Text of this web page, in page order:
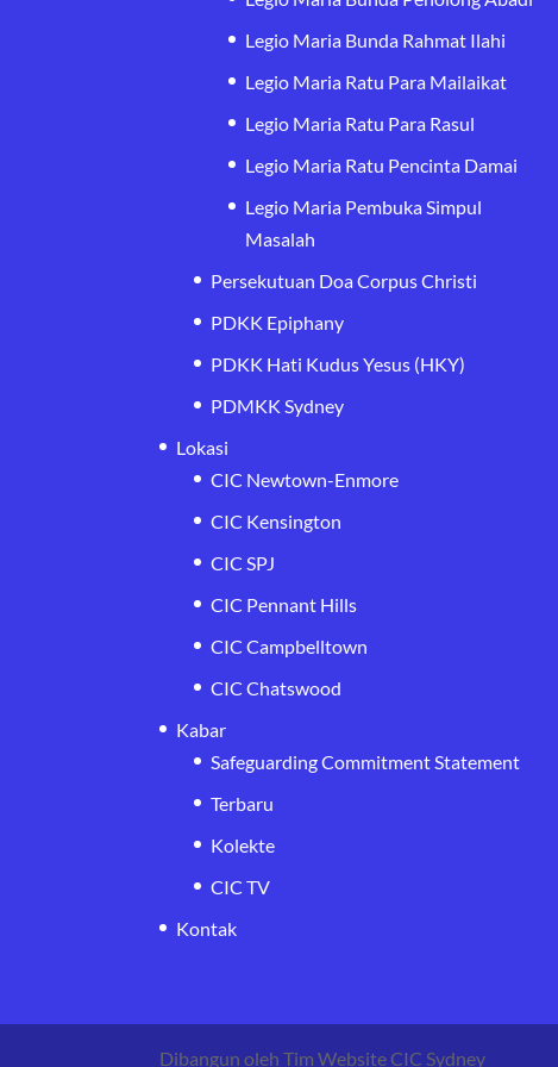
Legio Maria Bunda Rahmat Ilahi
Legio Maria Ratu Para Mailaikat
Legio Maria Ratu Para Rasul
Legio Maria Ratu Pencinta Damai
Legio Maria Pembuka Simpul
Masalah
Persekutuan Doa Corpus Christi
PDKK Epiphany
PDKK Hati Kudus Yesus (HKY)
PDMKK Sydney
Lokasi
CIC Newtown-Enmore
CIC Kensington
CIC SPJ
CIC Pennant Hills
CIC Campbelltown
CIC Chatswood
Kabar
Safeguarding Commitment Statement
Terbaru
Kolekte
CIC TV
Kontak
Dibangun oleh Tim Website CIC Sydney